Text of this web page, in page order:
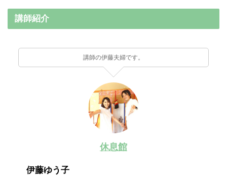
講師紹介
講師の伊藤夫婦です。
休息館
伊藤ゆう子